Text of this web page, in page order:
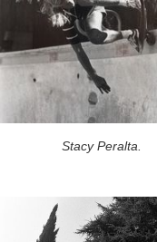
Stacy Peralta.